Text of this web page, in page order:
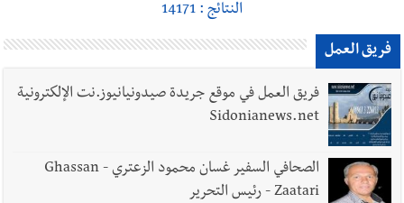
النتائج : 14171
فريق العمل
فريق العمل في موقع جريدة صيدونيانيوز.نت الإلكترونية
Sidonianews.net
الصحافي السفير غسان محمود الزعتري - Ghassan
Zaatari - رئيس التحرير